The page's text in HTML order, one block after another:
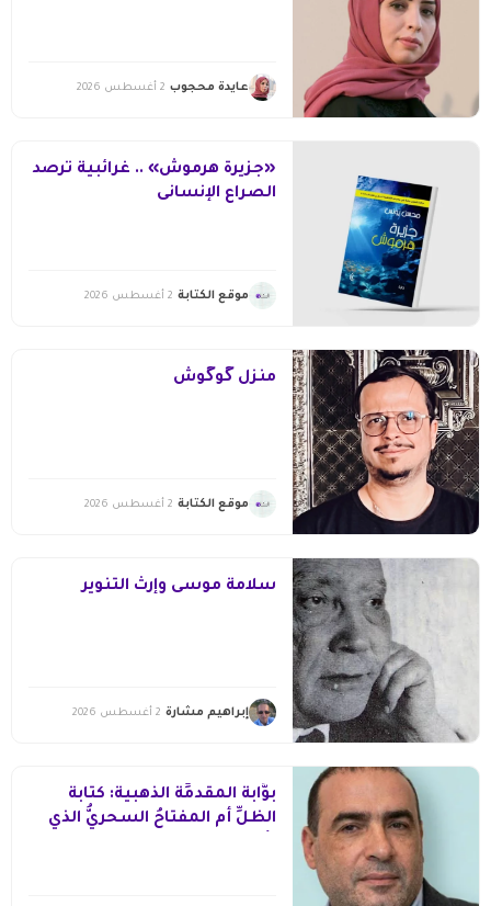
عايدة محجوب 2 أغسطس 2026
«جزيرة هرموش» .. غرائبية ترصد
الصراع الإنسانى
موقع الكتابة 2 أغسطس 2026
منزل گوگوش
موقع الكتابة 2 أغسطس 2026
سلامة موسى وإرث التّنوير
إبراهيم مشارة 2 أغسطس 2026
بوَّابةُ المقدمِّة الذهبية: كتابةُ
الظلِّ أم المفتاحُ السحريُّ الذي